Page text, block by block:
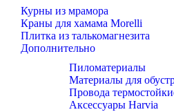
Курны из мрамора
Краны для хамама Morelli
Плитка из талькомагнезита
Дополнительно
Пиломатериалы
Материалы для
Провода
Аксессуары Harvia